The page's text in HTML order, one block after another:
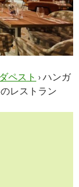
ペスト › ハンガ
レストラン